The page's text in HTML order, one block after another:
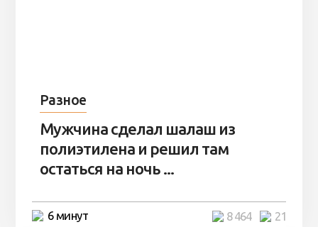
Разное
Мужчина сделал шалаш из
полиэтилена и решил там
остаться на ночь ...
6 минут 21
8 464